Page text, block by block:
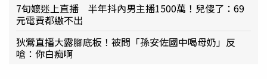
7旬嬤迷上直播 半年抖內男主播1500萬！兒傻了：69
元電費都繳不出
狄鶯直播大露腳底板！被問「孫安佐國中喝母奶」反
嗆：你白痴啊